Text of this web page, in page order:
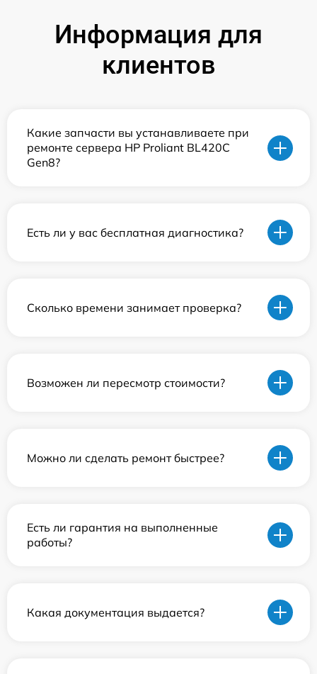
Информация для
клиентов
Какие запчасти вы устанавливаете при
ремонте сервера HP Proliant BL420C
Gen8?
Есть ли у вас бесплатная диагностика?
Сколько времени занимает проверка?
Возможен ли пересмотр стоимости?
Можно ли сделать ремонт быстрее?
Есть ли гарантия на выполненные
работы?
Какая документация выдается?